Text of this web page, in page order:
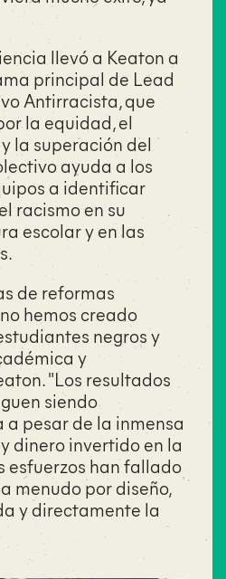
llevó a Keaton a
principal de Lead
Antirracista, que
la equidad, el
la superación del
ayuda a los
a identificar
racismo en su
escolar y en las
de reformas
hemos creado
negros y
y
"Los resultados
siendo
pesar de la inmensa
dinero invertido en la
esfuerzos han fallado
menudo por diseño,
y directamente la